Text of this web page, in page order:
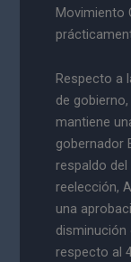
Movimiento
Respecto a
de
mantiene
gobernador
respaldo del
reelección,
una
disminución
respecto al